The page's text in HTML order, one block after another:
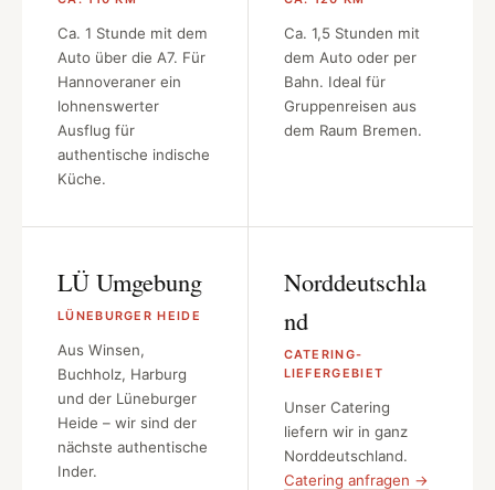
Ca. 1 Stunde mit dem
Auto über die A7. Für
Hannoveraner ein
lohnenswerter
Ausflug für
authentische indische
Küche.
Ca. 1,5 Stunden mit
dem Auto oder per
Bahn. Ideal für
Gruppenreisen aus
dem Raum Bremen.
LÜ Umgebung
LÜNEBURGER HEIDE
Aus Winsen,
Buchholz, Harburg
und der Lüneburger
Heide – wir sind der
nächste authentische
Inder.
Norddeutschla
nd
CATERING-
LIEFERGEBIET
Unser Catering
liefern wir in ganz
Norddeutschland.
Catering anfragen →